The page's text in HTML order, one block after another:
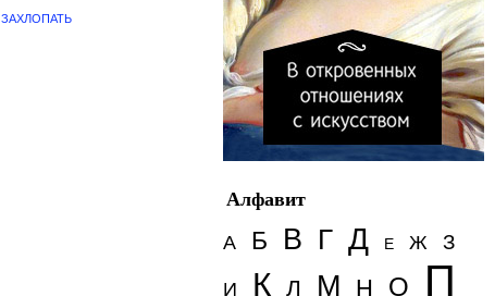
ЗАХЛОПАТЬ
Алфавит
А
Б В Г Д Е Ж З
И К Л М Н О П